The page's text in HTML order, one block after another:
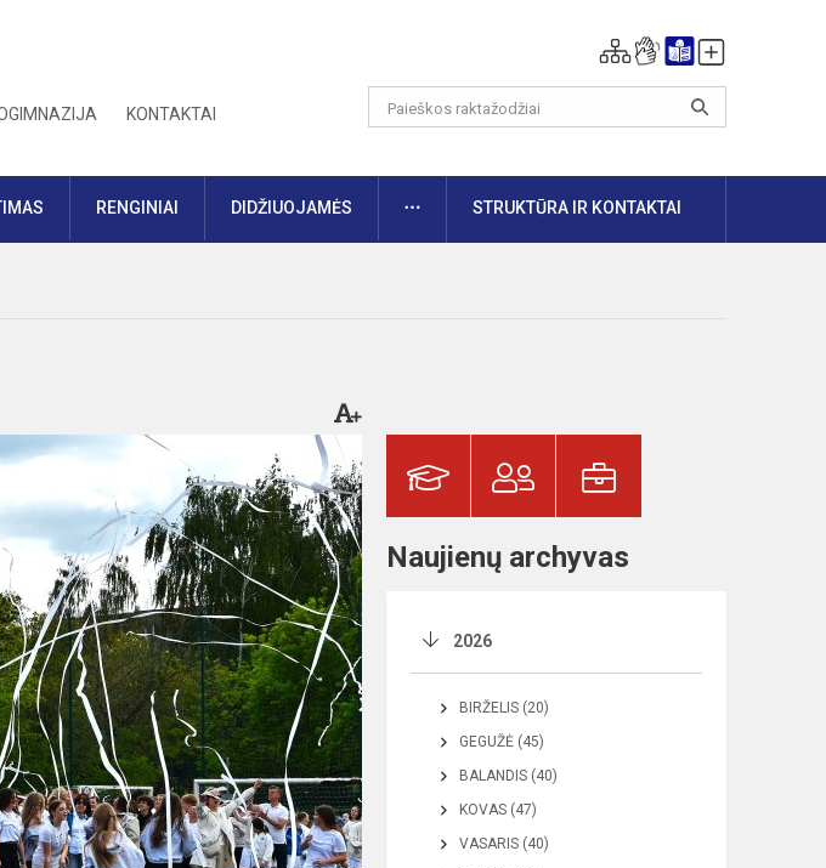
KONTAKTAI
RENGINIAI DIDŽIUOJAMĖS DAUGIAUSTRUKTŪRA IR KONTAKTAI
Naujienų archyvas
2026
BIRŽELIS (20)
GEGUŽĖ (45)
BALANDIS (40)
KOVAS (47)
VASARIS (40)